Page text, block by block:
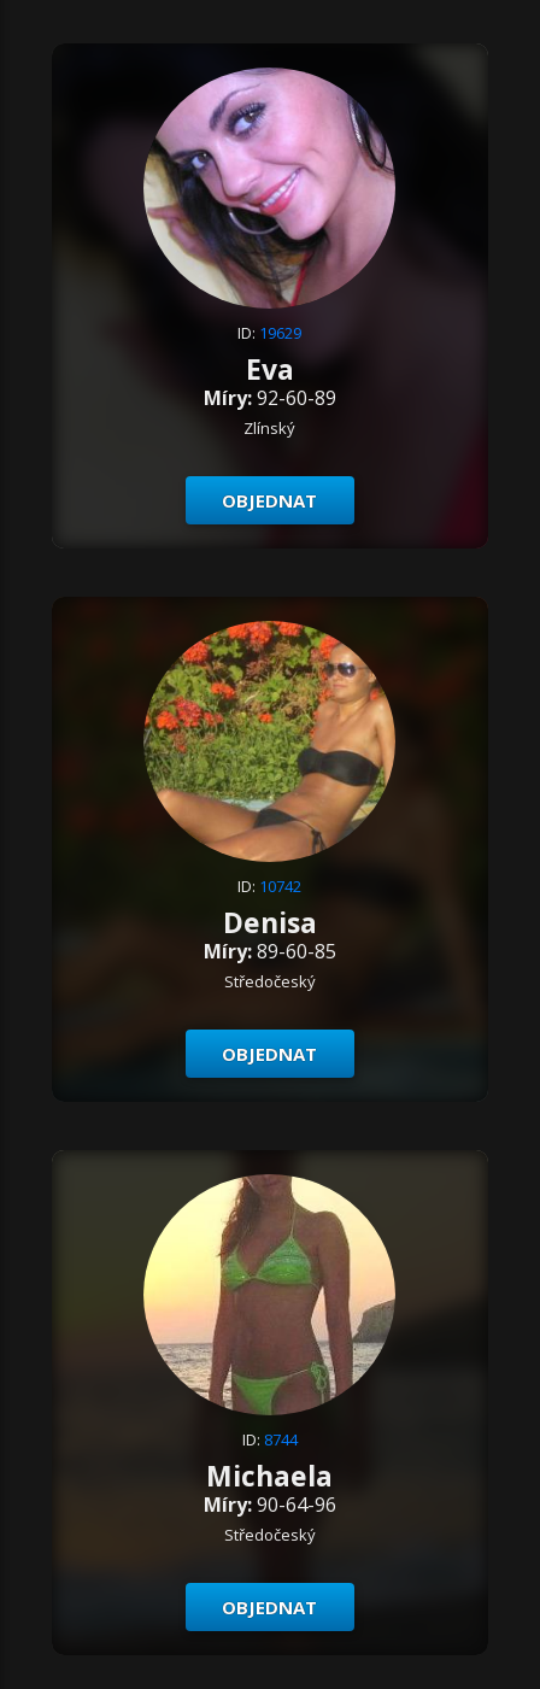
ID: 19629
Eva
Míry:92-60-89
Zlínský
OBJEDNAT
ID: 10742
Denisa
Míry:89-60-85
Středočeský
OBJEDNAT
ID: 8744
Michaela
Míry:90-64-96
Středočeský
OBJEDNAT